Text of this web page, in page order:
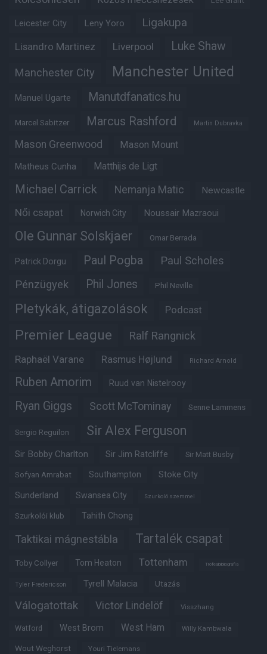
Leicester City Leny Yoro Ligakupa
Lisandro Martinez Liverpool Luke Shaw
Manchester City Manchester United
Manuel Ugarte Manutdfanatics.hu
Marcel Sabitzer Marcus Rashford Martin Dubravka
Mason Greenwood Mason Mount
Matheus Cunha Matthijs de Ligt
Michael Carrick Nemanja Matic Newcastle
Női csapat Norwich City Noussair Mazraoui
Ole Gunnar Solskjaer Omar Berrada
Patrick Dorgu Paul Pogba Paul Scholes
Pénzügyek Phil Jones Phil Neville
Pletykák, átigazolások Podcast
Premier League Ralf Rangnick
Raphaël Varane Rasmus Højlund Richard Arnold
Ruben Amorim Ruud van Nistelrooy
Ryan Giggs Scott McTominay Senne Lammens
Sergio Reguilon Sir Alex Ferguson
Sir Bobby Charlton Sir Jim Ratcliffe Sir Matt Busby
Sofyan Amrabat Southampton Stoke City
Sunderland Swansea City Szurkoló szemmel
Szurkolói klub Tahith Chong
Taktikai mágnestábla Tartalék csapat
Toby Collyer Tom Heaton Tottenham Trófeabibliográfia
Tyler Fredericson Tyrell Malacia Utazás
Válogatottak Victor Lindelöf Visszhang
Watford West Brom West Ham Willy Kambwala
Wout Weghorst Youri Tielemans